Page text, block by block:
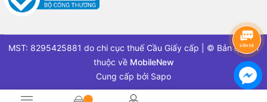
MST: 8295425881 do chi cục thuế Cầu Giấy cấp | © Bản quyền
thuộc về MobileNew
Cung cấp bởi Sapo